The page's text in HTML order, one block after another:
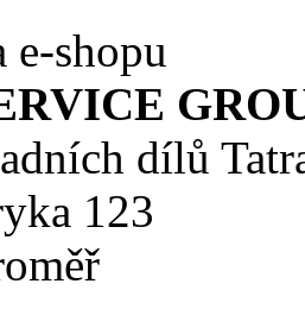
e-shopu
dílů
123